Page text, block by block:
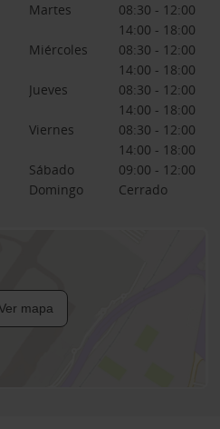
Martes
08:30 - 12:00
14:00 - 18:00
Miércoles
08:30 - 12:00
14:00 - 18:00
Jueves
08:30 - 12:00
14:00 - 18:00
Viernes
08:30 - 12:00
14:00 - 18:00
Sábado
09:00 - 12:00
Domingo
Cerrado
mapa